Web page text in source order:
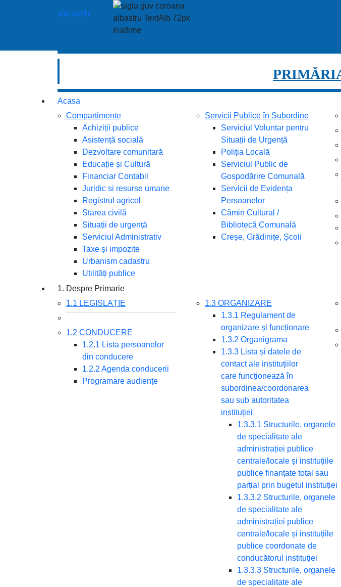
site vechi
Acasa
Compartimente
Achiziții publice
Asistență socială
Dezvoltare comunitară
Educație și Cultură
Financiar Contabil
Juridic si resurse umane
Registrul agricol
Starea civilă
Situații de urgență
Serviciul Administrativ
Taxe și impozite
Urbanism cadastru
Utilități publice
Servicii Publice în Subordine
Serviciul Voluntar pentru
Situații de Urgență
Poliția Locală
Serviciul Public de
Gospodărire Comunală
Servicii de Evidența
Persoanelor
Cămin Cultural /
Bibliotecă Comunală
Creșe, Grădinițe, Școli
1. Despre Primarie
1.1 LEGISLAȚIE
1.2 CONDUCERE
1.2.1 Lista persoanelor
din conducere
1.2.2 Agenda conducerii
Programare audiențe
1.3 ORGANIZARE
1.3.1 Regulament de
organizare și funcționare
1.3.2 Organigrama
1.3.3 Lista și datele de
contact ale instituțiilor
care funcționează în
subordinea/coordonarea
sau sub autoritatea
instituției
1.3.3.1 Structurile, organele
de specialitate ale
administrației publice
centrale/locale și instituțiile
publice finanțate total sau
parțial prin bugetul instituției
1.3.3.2 Structurile, organele
de specialitate ale
administrației publice
centrale/locale și instituțiile
publice coordonate de
conducătorul instituției
1.3.3.3 Structurile, organele
de specialitate ale